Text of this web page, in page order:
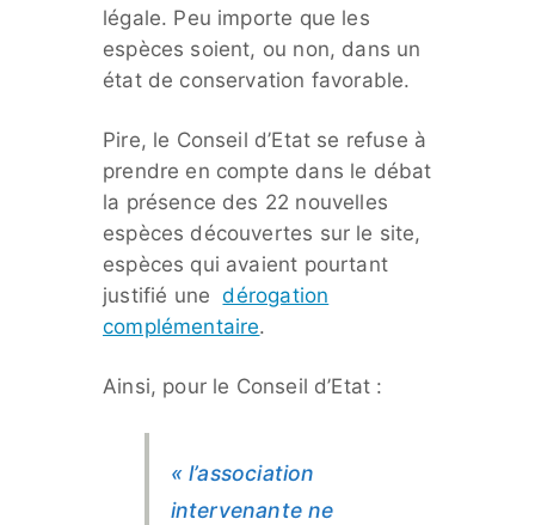
légale. Peu importe que les
espèces soient, ou non, dans un
état de conservation favorable.
Pire, le Conseil d’Etat se refuse à
prendre en compte dans le débat
la présence des 22 nouvelles
espèces découvertes sur le site,
espèces qui avaient pourtant
justifié unedérogation
complémentaire.
Ainsi, pour le Conseil d’Etat :
« l’association
intervenante ne